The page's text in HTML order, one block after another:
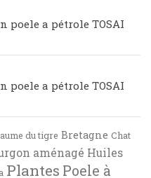
poele a pétrole TOSAI
poele a pétrole TOSAI
du tigre Bretagne Chat
aménagé Huiles
Plantes Poele à